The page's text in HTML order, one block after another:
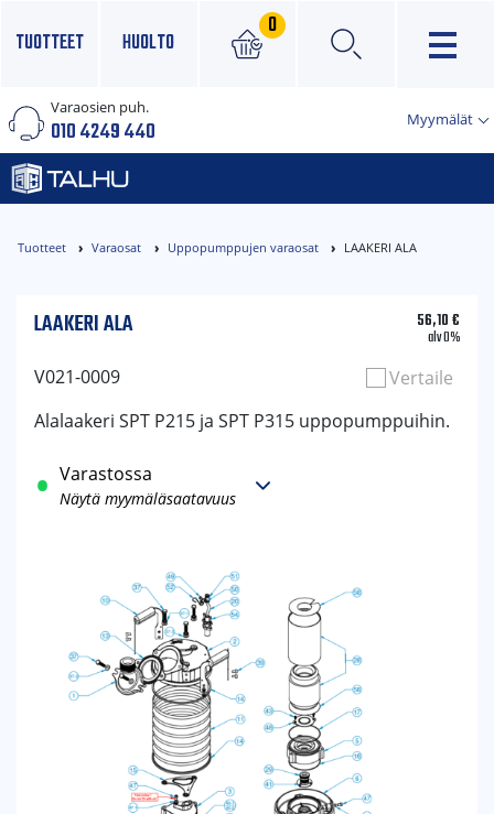
TUOTTEET HUOLTO
0
×
Varaosien puh.
010 4249 440 Myymälät
Tuotteet Varaosat Uppopumppujen varaosat LAAKERI ALA
LAAKERI ALA 56,10€
alv 0%
V021-0009
Vertaile
Alalaakeri SPT P215 ja SPT P315 uppopumppuihin.
Varastossa
Näytä myymäläsaatavuus